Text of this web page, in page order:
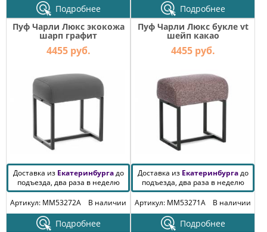
Подробнее
Подробнее
Пуф Чарли Люкс экокожа
шарп графит
4455 руб.
Доставка из Екатеринбургадо
подъезда, два раза в неделю
Артикул: MM53272A
В наличии
Подробнее
Пуф Чарли Люкс букле vt
шейп какао
4455 руб.
Доставка из Екатеринбургадо
подъезда, два раза в неделю
Артикул: MM53271A
В наличии
Подробнее